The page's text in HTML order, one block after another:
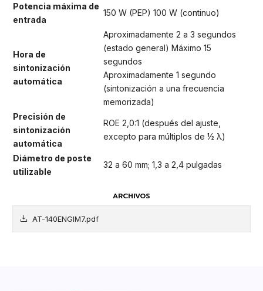
Potencia máxima de
entrada
150 W (PEP) 100 W (continuo)
Hora de
sintonización
automática
Aproximadamente 2 a 3 segundos
(estado general) Máximo 15
segundos
Aproximadamente 1 segundo
(sintonización a una frecuencia
memorizada)
Precisión de
sintonización
automática
ROE 2,0:1 (después del ajuste,
excepto para múltiplos de 1⁄2 λ)
Diámetro de poste
utilizable
32 a 60 mm; 1,3 a 2,4 pulgadas
ARCHIVOS
AT-140ENGIM7.pdf